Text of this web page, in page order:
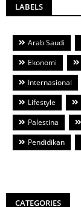
LABELS
Arab Saudi
Ekonomi
Internasional
Lifestyle
Palestina
Pendidikan
CATEGORIES